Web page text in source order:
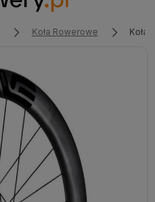
Koła Rowerowe Koła